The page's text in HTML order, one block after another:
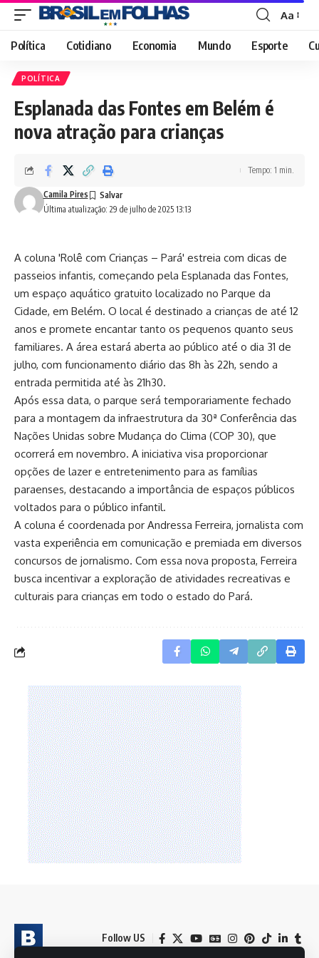
Font
Resizer
Aa
Política Cotidiano Economia Mundo Esporte
POLÍTICA
Esplanada das Fontes em Belém é
nova atração para crianças
Última atualização: 29 de julho de 2025 13:13
Camila Pires
Tempo: 1 min.
A coluna 'Rolê com Crianças – Pará' estreia com dicas de
passeios infantis, começando pela Esplanada das Fontes,
um espaço aquático gratuito localizado no Parque da
Cidade, em Belém. O local é destinado a crianças de até 12
anos e promete encantar tanto os pequenos quanto seus
familiares. A área estará aberta ao público até o dia 31 de
julho, com funcionamento diário das 8h às 22h, sendo a
entrada permitida até às 21h30.
Após essa data, o parque será temporariamente fechado
para a montagem da infraestrutura da 30ª Conferência das
Nações Unidas sobre Mudança do Clima (COP 30), que
ocorrerá em novembro. A iniciativa visa proporcionar
opções de lazer e entretenimento para as famílias
paraenses, destacando a importância de espaços públicos
voltados para o público infantil.
A coluna é coordenada por Andressa Ferreira, jornalista com
vasta experiência em comunicação e premiada em diversos
concursos de jornalismo. Com essa nova proposta, Ferreira
busca incentivar a exploração de atividades recreativas e
culturais para crianças em todo o estado do Pará.
Follow US